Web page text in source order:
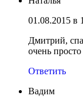
01.08.2015 в
Дмитрий,
очень
Ответить
Вадим